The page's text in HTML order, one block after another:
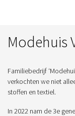
Modehuis
Familiebedrijf
verkochten we niet
stoffen en textiel.
In 2022 nam de 3e